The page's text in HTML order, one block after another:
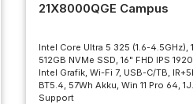
21X8000QGE Campus
Intel Core Ultra 5 325 (1.6-4.5GHz),
512GB NVMe SSD, 16" FHD IPS
Intel Grafik, Wi-Fi 7, USB-C/TB,
BT5.4, 57Wh Akku, Win 11 Pro 64,
Support